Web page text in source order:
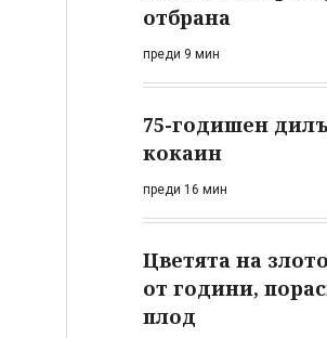
отбрана
преди 9 мин
75-годишен
кокаин
преди 16 мин
Цветята на
от години,
плод